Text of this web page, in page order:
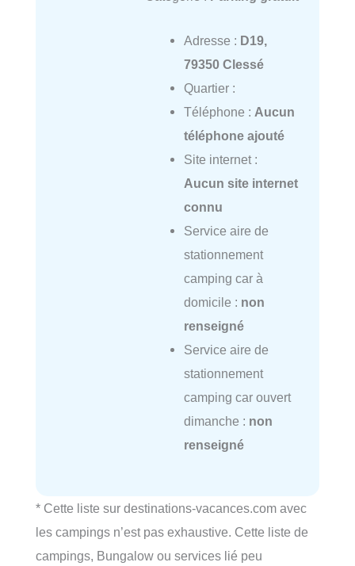
Adresse : D19,
79350 Clessé
Quartier :
Téléphone : Aucun
téléphone ajouté
Site internet :
Aucun site internet
connu
Service aire de
stationnement
camping car à
domicile : non
renseigné
Service aire de
stationnement
camping car ouvert
dimanche : non
renseigné
* Cette liste sur destinations-vacances.com avec
les campings n’est pas exhaustive. Cette liste de
campings, Bungalow ou services lié peu